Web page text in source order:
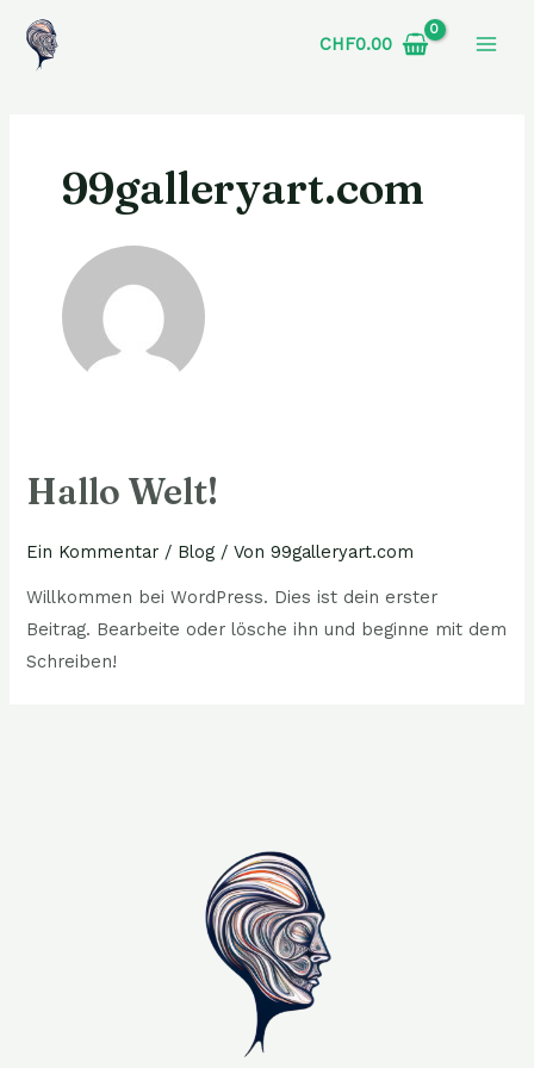
Inhalt
CHF0.00
99galleryart.com
Hallo Welt!
Ein Kommentar / Blog / Von99galleryart.com
Willkommen bei WordPress. Dies ist dein erster
Beitrag. Bearbeite oder lösche ihn und beginne mit dem
Schreiben!